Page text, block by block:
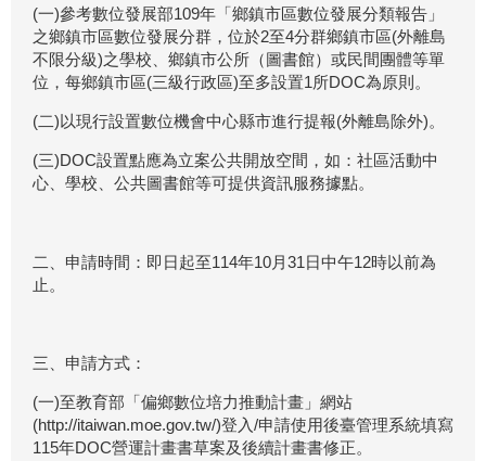
(一)參考數位發展部109年「鄉鎮市區數位發展分類報告」
之鄉鎮市區數位發展分群，位於2至4分群鄉鎮市區(外離島
不限分級)之學校、鄉鎮市公所（圖書館）或民間團體等單
位，每鄉鎮市區(三級行政區)至多設置1所DOC為原則。
(二)以現行設置數位機會中心縣市進行提報(外離島除外)。
(三)DOC設置點應為立案公共開放空間，如：社區活動中
心、學校、公共圖書館等可提供資訊服務據點。
二、申請時間：即日起至114年10月31日中午12時以前為
止。
三、申請方式：
(一)至教育部「偏鄉數位培力推動計畫」網站
(http://itaiwan.moe.gov.tw/)登入/申請使用後臺管理系統填寫
115年DOC營運計畫書草案及後續計畫書修正。